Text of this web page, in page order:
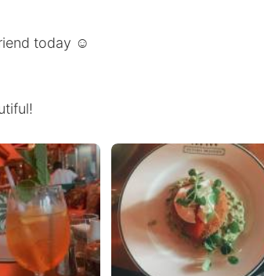
today ☺️